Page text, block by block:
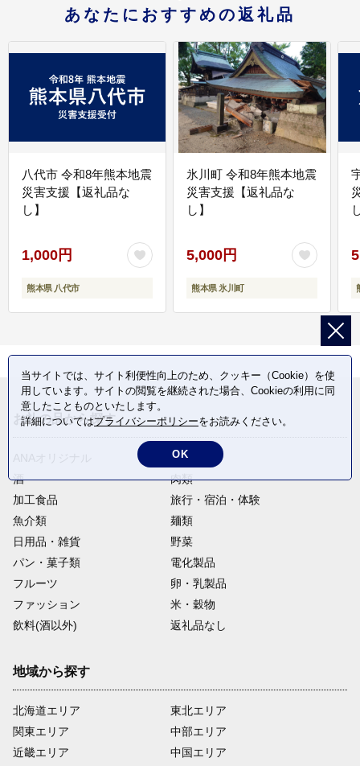
あなたにおすすめの返礼品
八代市 令和8年熊本地震
災害支援【返礼品な
し】
1,000円
熊本県 八代市
氷川町 令和8年熊本地震
災害支援【返礼品な
し】
5,000円
熊本県 氷川町
お礼の品から探す
定期便
酒
肉類
加工食品
旅行・宿泊・体験
魚介類
麺類
日用品・雑貨
野菜
パン・菓子類
電化製品
フルーツ
卵・乳製品
ファッション
米・穀物
飲料(酒以外)
返礼品なし
地域から探す
北海道エリア
関東エリア
近畿エリア
東北エリア
中部エリア
中国エリア
当サイトでは、サイト利便性向上のため、クッキー（Cookie）を使
用しています。サイトの閲覧を継続された場合、Cookieの利用に同
意したことものといたします。
詳細についてはプライバシーポリシーをお読みください。
OK